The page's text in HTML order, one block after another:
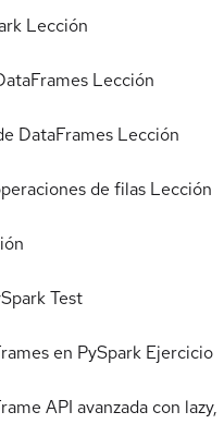
Lección
Lección
DataFrames Lección
de filas Lección
Test
en PySpark Ejercicio
API avanzada con lazy,